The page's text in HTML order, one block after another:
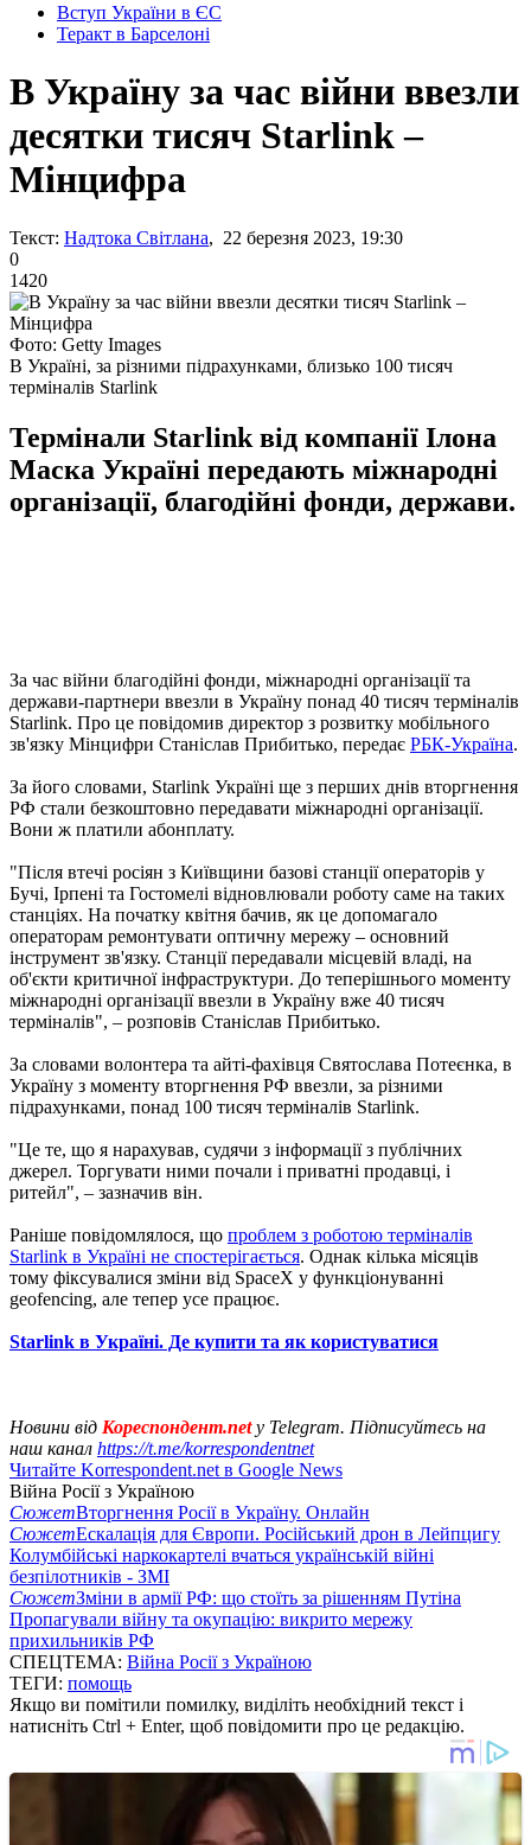
Вступ України в ЄС
Теракт в Барселоні
В Україну за час війни ввезли
десятки тисяч Starlink –
Мінцифра
Текст: Надтока Світлана, 22 березня 2023, 19:30
0
1420
Фото: Getty Images
В Україні, за різними підрахунками, близько 100 тисяч
терміналів Starlink
Термінали Starlink від компанії Ілона
Маска Україні передають міжнародні
організації, благодійні фонди, держави.
За час війни благодійні фонди, міжнародні організації та
держави-партнери ввезли в Україну понад 40 тисяч терміналів
Starlink. Про це повідомив директор з розвитку мобільного
зв'язку Мінцифри Станіслав Прибитько, передає РБК-Україна.
За його словами, Starlink Україні ще з перших днів вторгнення
РФ стали безкоштовно передавати міжнародні організації.
Вони ж платили абонплату.
"Після втечі росіян з Київщини базові станції операторів у
Бучі, Ірпені та Гостомелі відновлювали роботу саме на таких
станціях. На початку квітня бачив, як це допомагало
операторам ремонтувати оптичну мережу – основний
інструмент зв'язку. Станції передавали місцевій владі, на
об'єкти критичної інфраструктури. До теперішнього моменту
міжнародні організації ввезли в Україну вже 40 тисяч
терміналів", – розповів Станіслав Прибитько.
За словами волонтера та айті-фахівця Святослава Потеєнка, в
Україну з моменту вторгнення РФ ввезли, за різними
підрахунками, понад 100 тисяч терміналів Starlink.
"Це те, що я нарахував, судячи з інформації з публічних
джерел. Торгувати ними почали і приватні продавці, і
ритейл", – зазначив він.
Раніше повідомлялося, що проблем з роботою терміналів
Starlink в Україні не спостерігається. Однак кілька місяців
тому фіксувалися зміни від SpaceX у функціонуванні
geofencing, але тепер усе працює.
Starlink в Україні. Де купити та як користуватися
Новини від Кореспондент.netу Telegram. Підписуйтесь на
наш канал https://t.me/korrespondentnet
Читайте Korrespondent.net в Google News
Війна Росії з Україною
СюжетВторгнення Росії в Україну. Онлайн
СюжетЕскалація для Європи. Російський дрон в Лейпцигу
Колумбійські наркокартелі вчаться українській війні
безпілотників - ЗМІ
СюжетЗміни в армії РФ: що стоїть за рішенням Путіна
Пропагували війну та окупацію: викрито мережу
прихильників РФ
СПЕЦТЕМА: Війна Росії з Україною
ТЕГИ: помощь
Якщо ви помітили помилку, виділіть необхідний текст і
натисніть Ctrl + Enter, щоб повідомити про це редакцію.